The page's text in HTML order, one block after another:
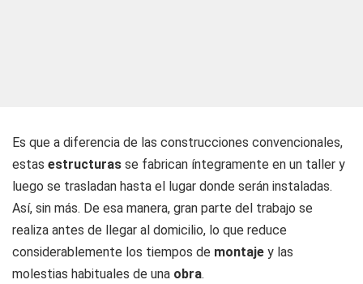
Es que a diferencia de las construcciones convencionales,
estas estructuras se fabrican íntegramente en un taller y
luego se trasladan hasta el lugar donde serán instaladas.
Así, sin más. De esa manera, gran parte del trabajo se
realiza antes de llegar al domicilio, lo que reduce
considerablemente los tiempos de montaje y las
molestias habituales de una obra.